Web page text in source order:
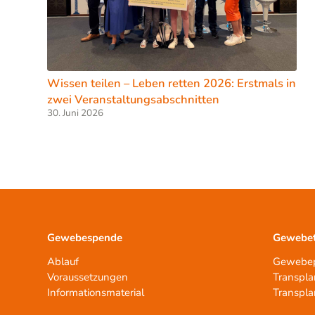
Wissen teilen – Leben retten 2026: Erstmals in
zwei Veranstaltungsabschnitten
30. Juni 2026
Gewebespende
Ablauf
Voraussetzungen
Informationsmaterial